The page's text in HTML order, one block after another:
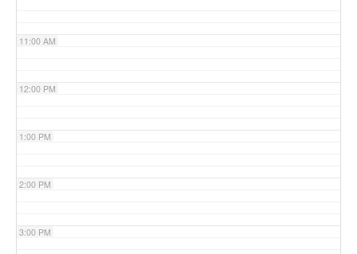
11:00 AM
12:00 PM
1:00 PM
2:00 PM
3:00 PM